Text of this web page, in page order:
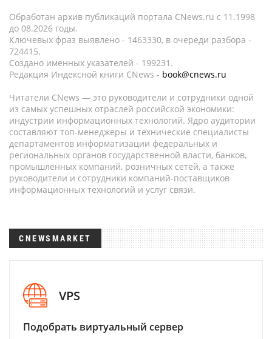
Обработан архив публикаций портала CNews.ru c 11.1998
до 08.2026 годы.
Ключевых фраз выявлено - 1463330, в очереди разбора -
724415.
Создано именных указателей - 199231.
Редакция Индексной книги CNews - book@cnews.ru
Читатели CNews — это руководители и сотрудники одной
из самых успешных отраслей российской экономики:
индустрии информационных технологий. Ядро аудитории
составляют топ-менеджеры и технические специалисты
департаментов информатизации федеральных и
региональных органов государственной власти, банков,
промышленных компаний, розничных сетей, а также
руководители и сотрудники компаний-поставщиков
информационных технологий и услуг связи.
CNEWSMARKET
VPS
Подобрать виртуальный сервер